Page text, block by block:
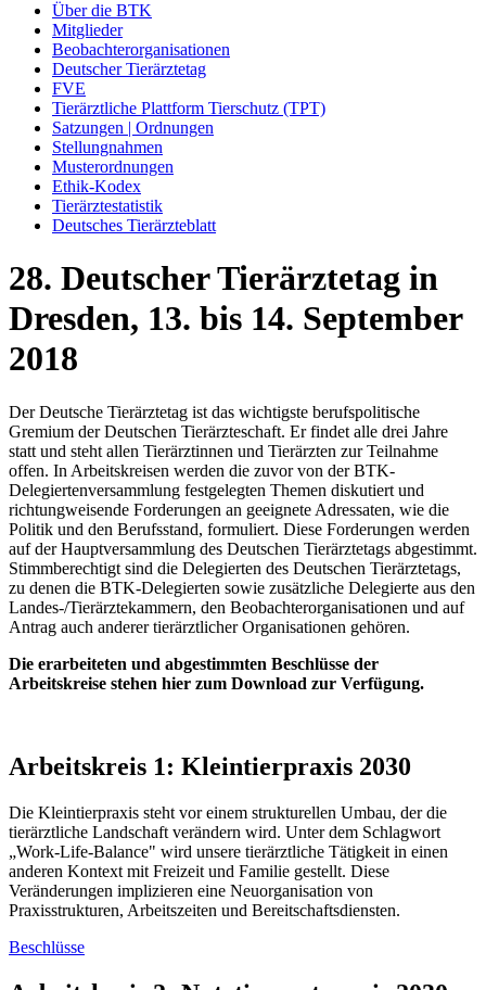
Über die BTK
Mitglieder
Beobachterorganisationen
Deutscher Tierärztetag
FVE
Tierärztliche Plattform Tierschutz (TPT)
Satzungen | Ordnungen
Stellungnahmen
Musterordnungen
Ethik-Kodex
Tierärztestatistik
Deutsches Tierärzteblatt
28. Deutscher Tierärztetag in
Dresden, 13. bis 14. September
2018
Der Deutsche Tierärztetag ist das wichtigste berufspolitische
Gremium der Deutschen Tierärzteschaft. Er findet alle drei Jahre
statt und steht allen Tierärztinnen und Tierärzten zur Teilnahme
offen. In Arbeitskreisen werden die zuvor von der BTK-
Delegiertenversammlung festgelegten Themen diskutiert und
richtungweisende Forderungen an geeignete Adressaten, wie die
Politik und den Berufsstand, formuliert. Diese Forderungen werden
auf der Hauptversammlung des Deutschen Tierärztetags abgestimmt.
Stimmberechtigt sind die Delegierten des Deutschen Tierärztetags,
zu denen die BTK-Delegierten sowie zusätzliche Delegierte aus den
Landes-/Tierärztekammern, den Beobachterorganisationen und auf
Antrag auch anderer tierärztlicher Organisationen gehören.
Die erarbeiteten und abgestimmten Beschlüsse der
Arbeitskreise stehen hier zum Download zur Verfügung.
Arbeitskreis 1: Kleintierpraxis 2030
Die Kleintierpraxis steht vor einem strukturellen Umbau, der die
tierärztliche Landschaft verändern wird. Unter dem Schlagwort
„Work-Life-Balance" wird unsere tierärztliche Tätigkeit in einen
anderen Kontext mit Freizeit und Familie gestellt. Diese
Veränderungen implizieren eine Neuorganisation von
Praxisstrukturen, Arbeitszeiten und Bereitschaftsdiensten.
Beschlüsse